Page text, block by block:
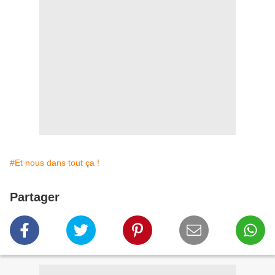
#Et nous dans tout ça !
Partager